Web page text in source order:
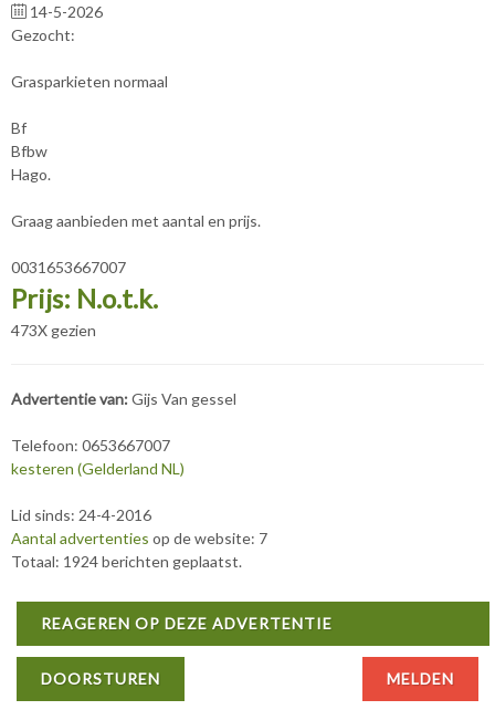
14-5-2026
Gezocht:
Grasparkieten normaal
Bf
Bfbw
Hago.
Graag aanbieden met aantal en prijs.
0031653667007
Prijs: N.o.t.k.
473X gezien
Advertentie van:Gijs Van gessel
Telefoon: 0653667007
kesteren (Gelderland NL)
Lid sinds: 24-4-2016
Aantal advertenties op de website: 7
Totaal: 1924 berichten geplaatst.
REAGEREN OP DEZE ADVERTENTIE
DOORSTUREN MELDEN